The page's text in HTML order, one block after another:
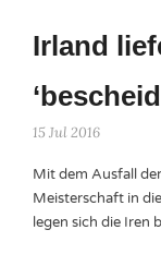
Irland
15 Jul 2016
Mit dem Ausfall
Meisterschaft in
legen sich die Iren